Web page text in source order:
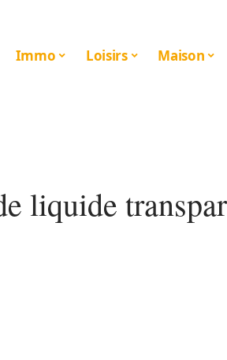
Immo Loisirs Maison
liquide